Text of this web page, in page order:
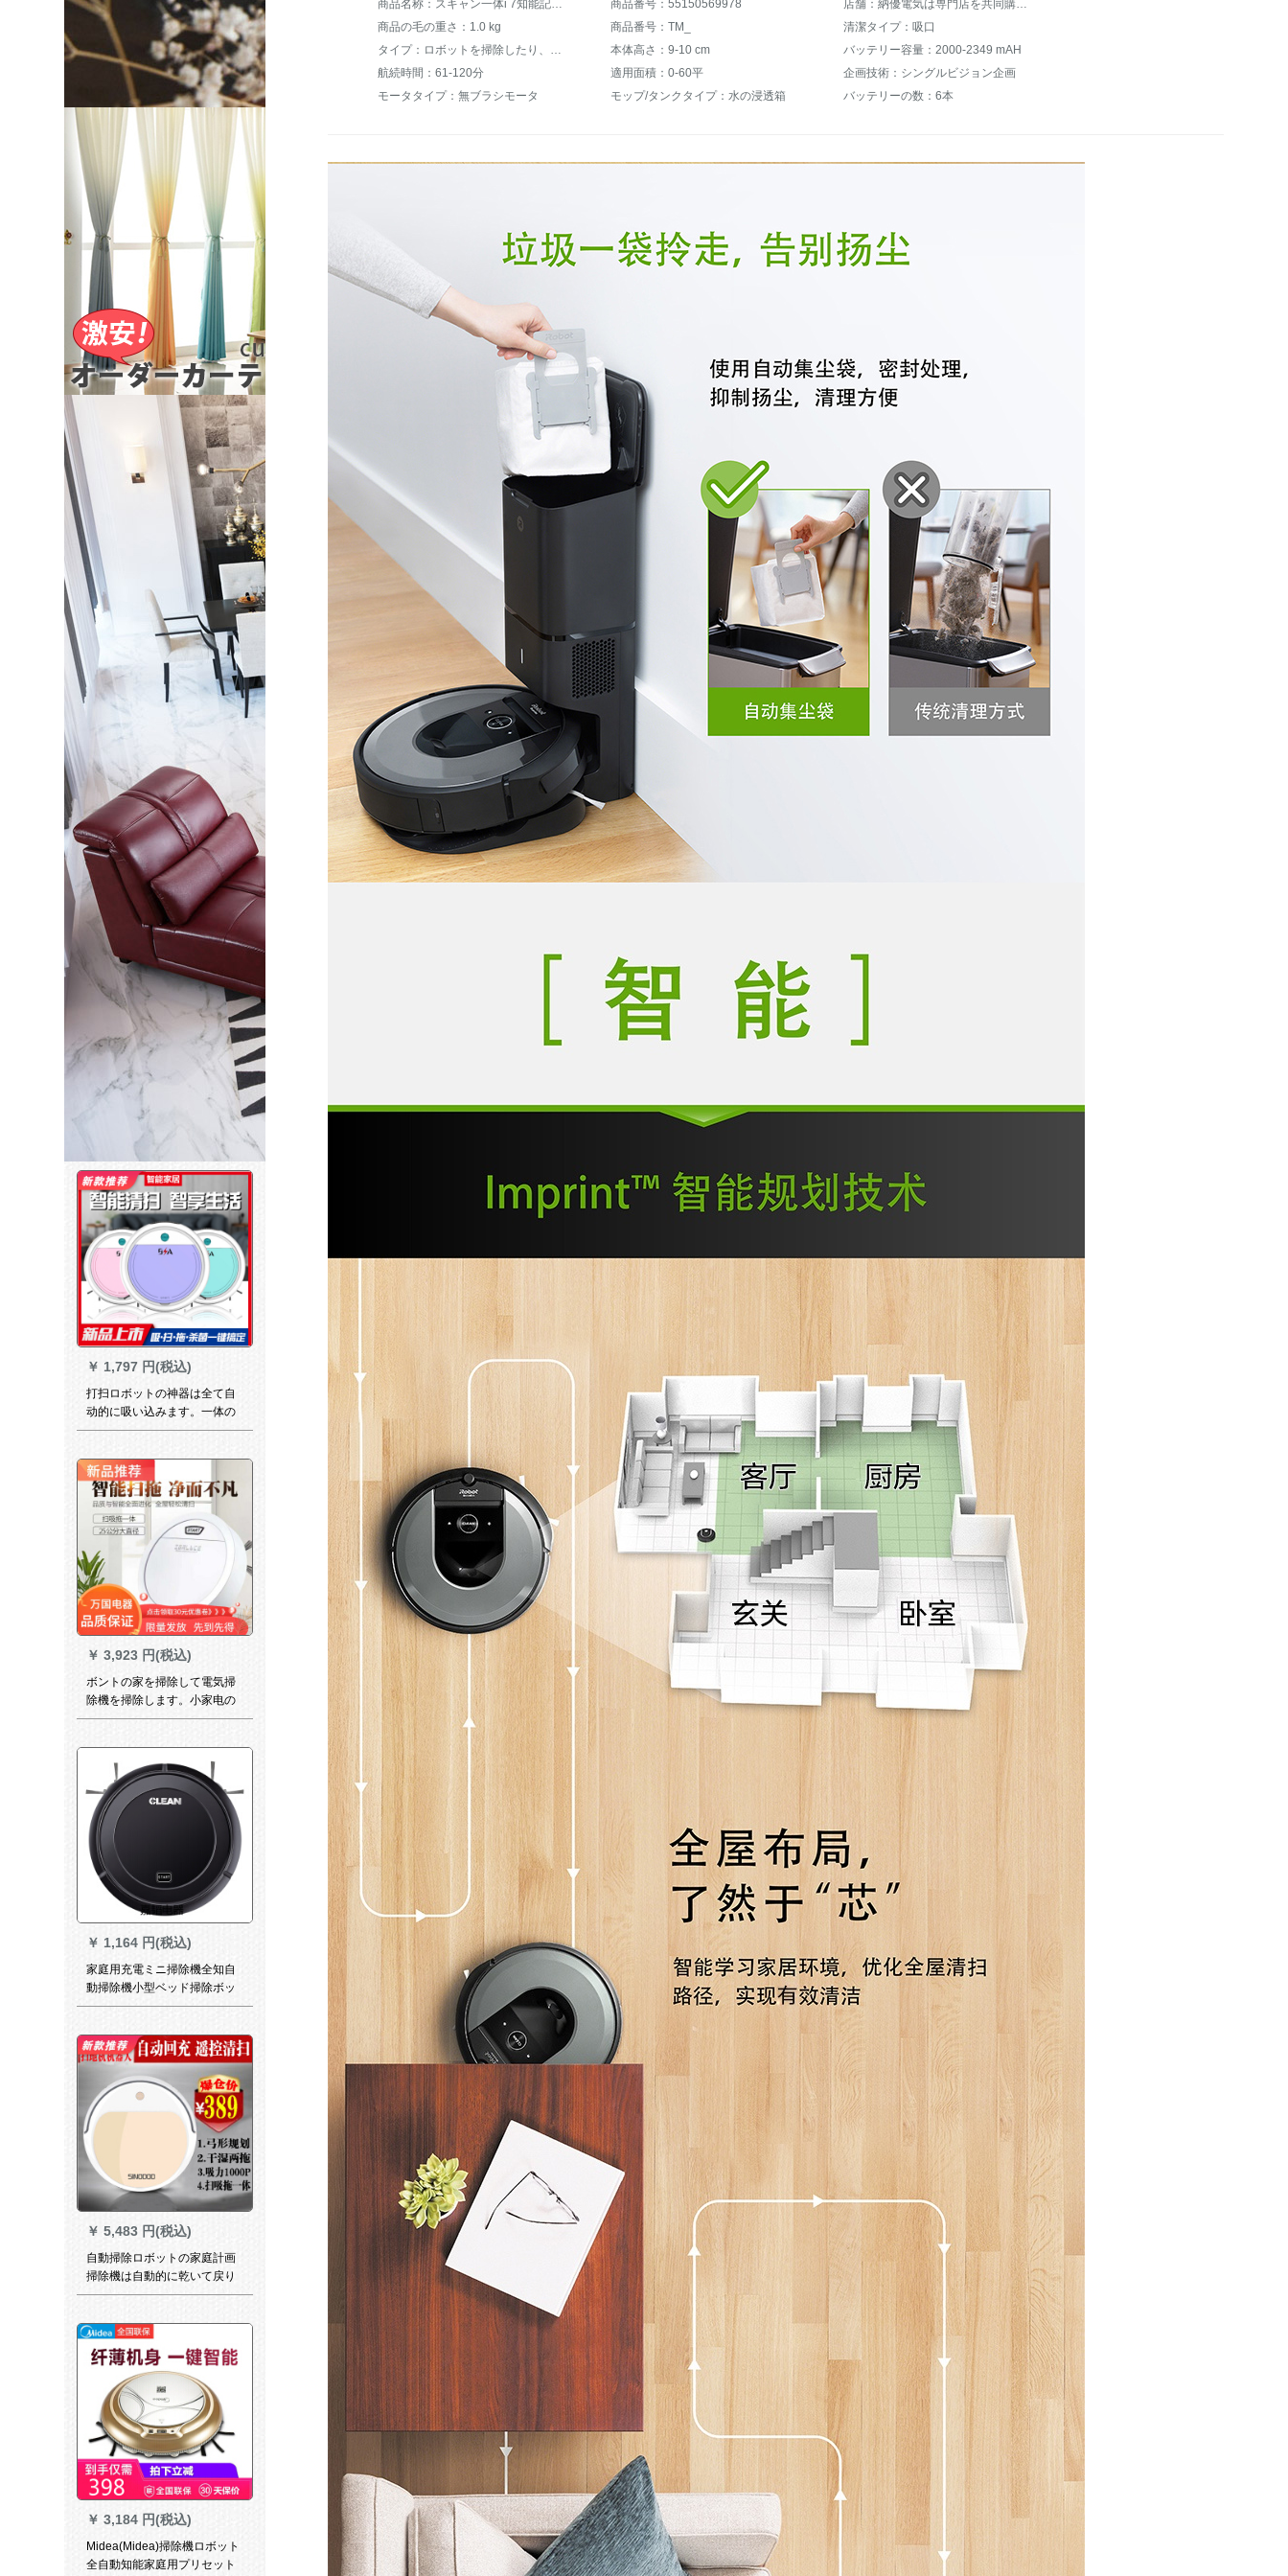
￥ 1,797 円(税込)
打扫ロボットの神器は全て自
动的に吸い込みます。一体の
家の知能の电器の扫除机のモ
きます。
￥ 3,923 円(税込)
ボントの家を掃除して電気掃
除機を掃除します。小家电の
室内扫除电気事务室の白い扫
￥ 1,164 円(税込)
家庭用充電ミニ掃除機全知自
動掃除機小型ベッド掃除ボッ
クス黒普通三合一項
￥ 5,483 円(税込)
自動掃除ロボットの家庭計画
掃除機は自動的に乾いて戻り
ます。
￥ 3,184 円(税込)
Midea(Midea)掃除機ロボット
全自動知能家庭用プリセット
商品名称：スキャン一体i 7知能記憶認識障害全自動掃除ロボット深層部に怠け者神器の薄さと深さの銀色をしみこませます。 商品番号：55150569978
店舗：納優電気は専門店を共同購入します。
商品の毛の重さ：1.0 kg
商品番号：TM_
清潔タイプ：吸口
タイプ：ロボットを掃除したり、ロボットを引きずったり、ロボットを洗ったりします。
本体高さ：9-10 cm
バッテリー容量：2000-2349 mAH
航続時間：61-120分
適用面積：0-60平
企画技術：シングルビジョン企画
モータタイプ：無ブラシモータ
モップ/タンクタイプ：水の浸透箱 バッテリーの数：6本